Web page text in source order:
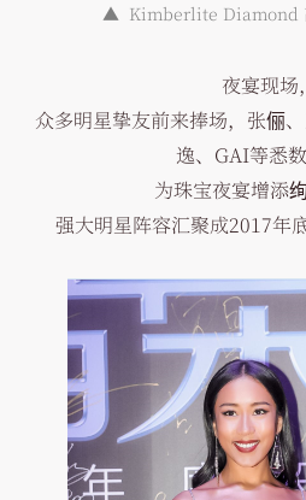
▲ Kimberlite Diamond
夜宴现场，
众多明星挚友前来捧场，张俪
逸、GAI等悉数
为珠宝夜宴增添
强大明星阵容汇聚成2017年